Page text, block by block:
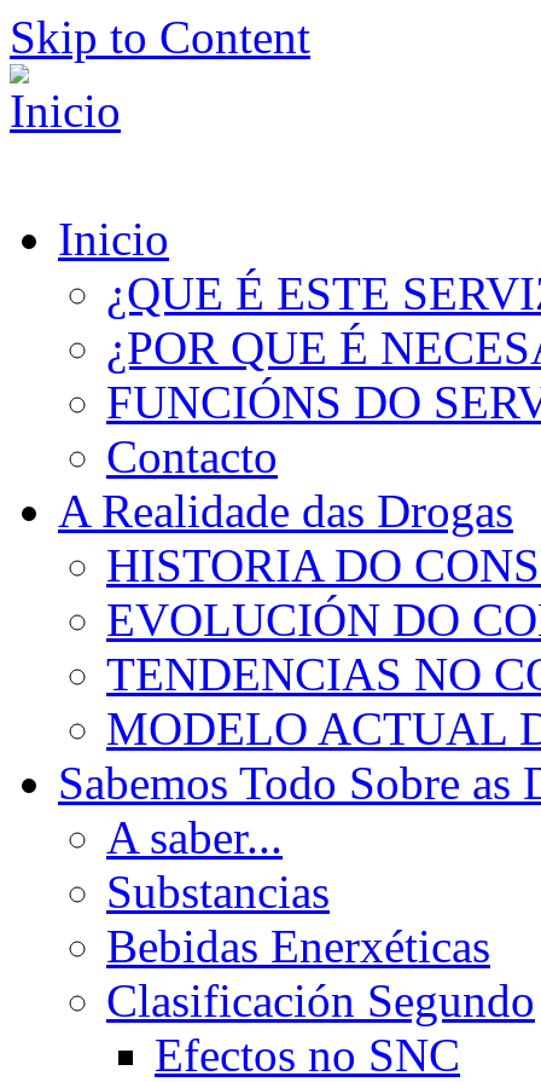
Skip to Content
Inicio
¿QUE É ESTE
¿POR QUE É
FUNCIÓNS DO
Contacto
A Realidade das Drogas
HISTORIA DO
EVOLUCIÓN DO
TENDENCIAS NO
MODELO ACTUAL
Sabemos Todo Sobre as
A saber...
Substancias
Bebidas Enerxéticas
Clasificación Segundo
Efectos no SNC